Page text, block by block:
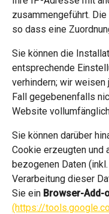
zusammengeführt.
so dass eine
Sie können die
entsprechende
verhindern; wir
Fall gegebenenfalls
Website
Sie können darüber
Cookie erzeugten und
bezogenen Daten
Verarbeitung dieser
Sie ein Browser-Add-
(https://